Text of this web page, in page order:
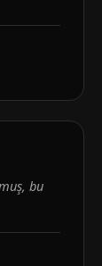
bu